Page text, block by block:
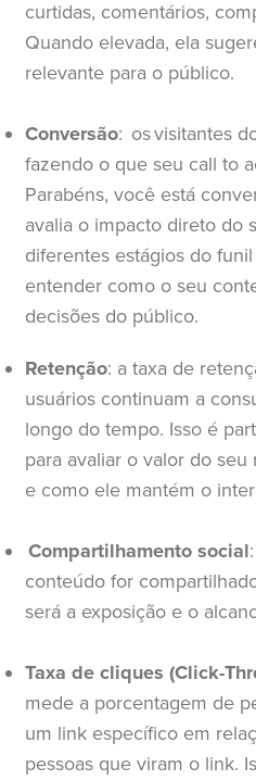
curtidas, comentários,
Quando elevada, ela
relevante para o público.
Conversão: osvisitantes
fazendo o que seu call to
Parabéns, você está
avalia o impacto direto do
diferentes estágios do
entender como o seu
decisões do público.
Retenção: a taxa de
usuários continuam a
longo do tempo. Isso é
para avaliar o valor do
e como ele mantém o
Compartilhamento social
conteúdo for
será a exposição e o
Taxa de cliques (Click-
mede a porcentagem de
um link específico em
pessoas que viram o link.